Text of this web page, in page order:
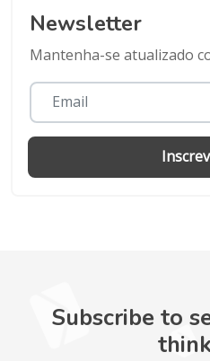
Newsletter
Mantenha-se atualizado
Subscribe to